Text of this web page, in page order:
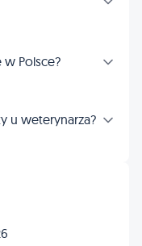
Polsce?
u weterynarza?